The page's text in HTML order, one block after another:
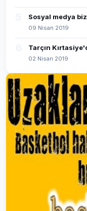
Sosyal medya
09 Nisan 2019
Tarçın
02 Nisan 2019